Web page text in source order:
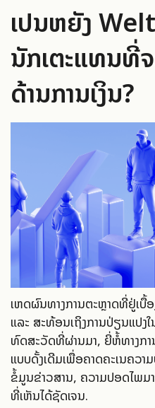
ເປັນຫຍັງ
ນັກເຕະແທນທີ່
ດ້ານການເງິນ?
ເຫດຜົນທາງການຕະຫຼາດທີ່ຢູ່ເບື້
ແລະ ສະທ້ອນເຖິງການປ່ຽນແປງ
ທົດສະວັດທີ່ຜ່ານມາ, ຍີ່ຫໍ້ທາງກ
ແບບດັ້ງເດີມເພື່ອຄາດຄະເນຄວາ
ຂໍ້ມູນຂ່າວສານ, ຄວາມປອດໄພມ
ທີ່ເຫັນໄດ້ຊັດເຈນ.